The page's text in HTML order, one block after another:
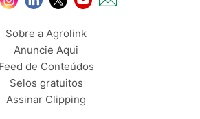
Sobre a Agrolink
Anuncie Aqui
Feed de Conteúdos
Selos gratuitos
Assinar Clipping